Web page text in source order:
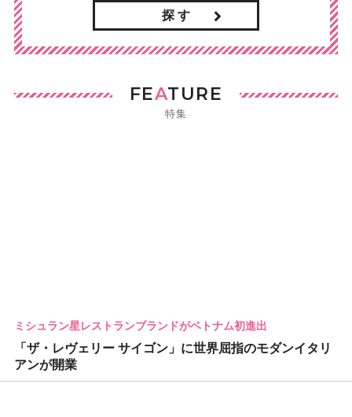
探 す
FEATURE
特集
ミシュラン星レストランブランドがベトナム初進出
「ザ・レヴェリー サイゴン」に世界屈指のモダンイタリ
アンが開業